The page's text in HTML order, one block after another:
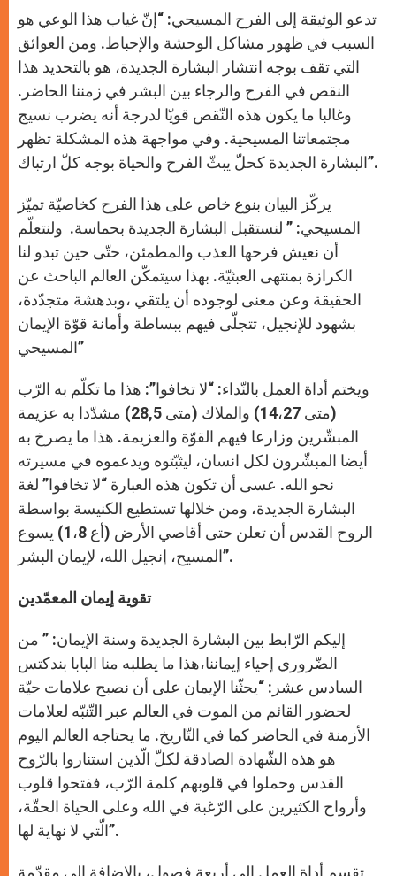
تدعو الوثيقة إلى الفرح المسيحي: “إنّ غياب هذا الوعي هو
السبب في ظهور مشاكل الوحشة والإحباط. ومن العوائق
التي تقف بوجه انتشار البشارة الجديدة، هو بالتحديد هذا
النقص في الفرح والرجاء بين البشر في زمننا الحاضر.
وغالبا ما يكون هذه النّقص قويّا لدرجة أنه يضرب نسيج
مجتمعاتنا المسيحية. وفي مواجهة هذه المشكلة تظهر
البشارة الجديدة كحلّ يبثّ الفرح والحياة بوجه كلّ ارتباك”.
يركّز البيان بنوع خاص على هذا الفرح كخاصيّة تميّز
المسيحي: ” لنستقبل البشارة الجديدة بحماسة. ولنتعلّم
أن نعيش فرحها العذب والمطمئن، حتّى حين تبدو لنا
الكرازة بمنتهى العبثيّة. بهذا سيتمكّن العالم الباحث عن
الحقيقة وعن معنى لوجوده أن يلتقي ،وبدهشة متجدّدة،
بشهود للإنجيل، تتجلّى فيهم ببساطة وأمانة قوّة الإيمان
المسيحي”
ويختم أداة العمل بالنّداء: “لا تخافوا”: هذا ما تكلّم به الرّب
(متى 14،27) والملاك (متى 28,5) مشدّدا به عزيمة
المبشّرين وزارعا فيهم القوّة والعزيمة. هذا ما يصرخ به
أيضا المبشّرون لكل انسان، ليثبّتوه ويدعموه في مسيرته
نحو الله. عسى أن تكون هذه العبارة “لا تخافوا” لغة
البشارة الجديدة، ومن خلالها تستطيع الكنيسة بواسطة
الروح القدس أن تعلن حتى أقاصي الأرض (أع 1،8) يسوع
المسيح، إنجيل الله، لإيمان البشر”.
تقوية إيمان المعمّدين
إليكم الرّابط بين البشارة الجديدة وسنة الإيمان: ” من
الضّروري إحياء إيماننا،هذا ما يطلبه منا البابا بندكتس
السادس عشر: “يحثّنا الإيمان على أن نصبح علامات حيّة
لحضور القائم من الموت في العالم عبر التّنبّه لعلامات
الأزمنة في الحاضر كما في التّاريخ. ما يحتاجه العالم اليوم
هو هذه الشّهادة الصادقة لكلّ الّذين استناروا بالرّوح
القدس وحملوا في قلوبهم كلمة الرّب، ففتحوا قلوب
وأرواح الكثيرين على الرّغبة في الله وعلى الحياة الحقّة،
الّتي لا نهاية لها”.
تقسم أداة العمل إلى أربعة فصول، بالإضافة إلى مقدّمة